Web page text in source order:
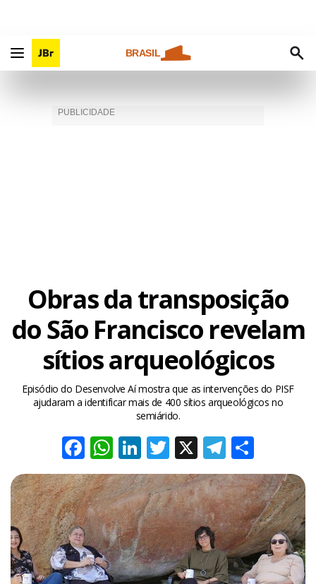
BRASIL
Obras da transposição
do São Francisco revelam
sítios arqueológicos
Episódio do Desenvolve Aí mostra que as intervenções do PISF
ajudaram a identificar mais de 400 sítios arqueológicos no
semiárido.
Facebook
WhatsApp
LinkedIn
Twitter
X